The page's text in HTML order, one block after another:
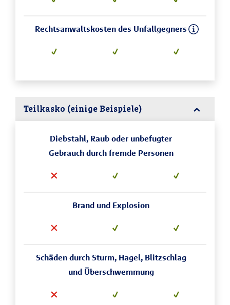
Rechtsanwaltskosten des Unfallgegners
Teilkasko (einige Beispiele)
Diebstahl, Raub oder unbefugter
Gebrauch durch fremde Personen
Brand und Explosion
Schäden durch Sturm, Hagel, Blitzschlag
und Überschwemmung